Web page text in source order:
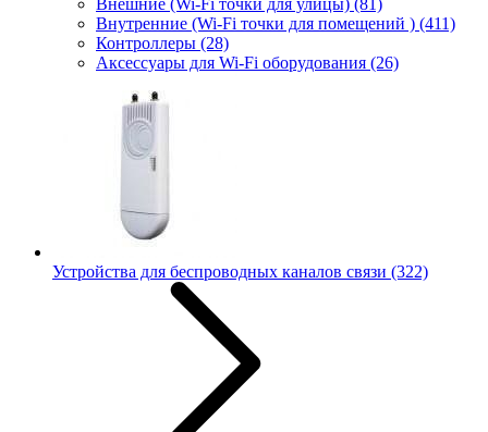
Внешние (Wi-Fi точки для улицы) (81)
Внутренние (Wi-Fi точки для помещений ) (411)
Контроллеры (28)
Аксессуары для Wi-Fi оборудования (26)
Устройства для беспроводных каналов связи (322)